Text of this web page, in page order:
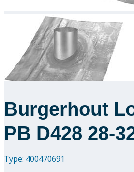
Over ons
Contact
Burgerhout
PB D428 28-
Type: 400470691